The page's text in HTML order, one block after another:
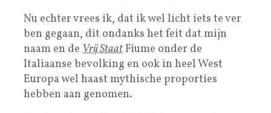
Nu echter vrees ik, dat ik wel licht iets te ver
ben gegaan, dit ondanks het feit dat mijn
naam en de Vrij StaatFiume onder de
Italiaanse bevolking en ook in heel West
Europa wel haast mythische proporties
hebben aan genomen.